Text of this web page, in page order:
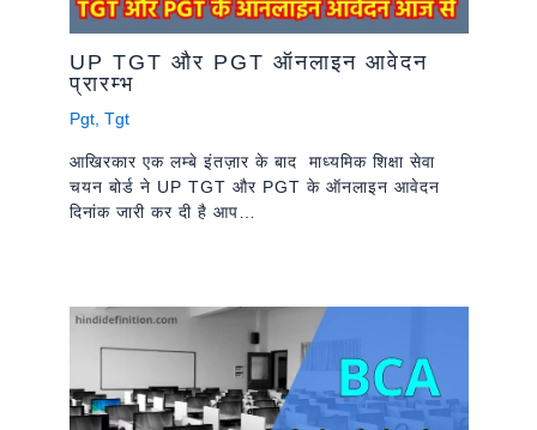
UP TGT और PGT ऑनलाइन आवेदन
प्रारम्भ
Pgt, Tgt
आखिरकार एक लम्बे इंतज़ार के बाद माध्यमिक शिक्षा सेवा
चयन बोर्ड ने UP TGT और PGT के ऑनलाइन आवेदन
दिनांक जारी कर दी है आप…